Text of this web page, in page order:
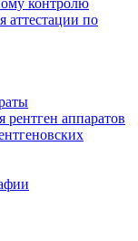
контролю
аттестации по
аппаратов